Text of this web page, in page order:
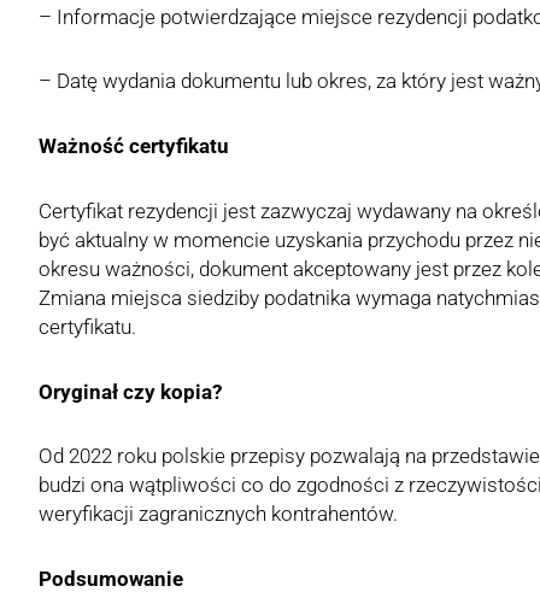
– Informacje potwierdzające miejsce rezydencji
– Datę wydania dokumentu lub okres, za który jest
Ważność certyfikatu
Certyfikat rezydencji jest zazwyczaj wydawany na
być aktualny w momencie uzyskania przychodu przez
okresu ważności, dokument akceptowany jest przez
Zmiana miejsca siedziby podatnika wymaga
certyfikatu.
Oryginał czy kopia?
Od 2022 roku polskie przepisy pozwalają na
budzi ona wątpliwości co do zgodności z
weryfikacji zagranicznych kontrahentów.
Podsumowanie